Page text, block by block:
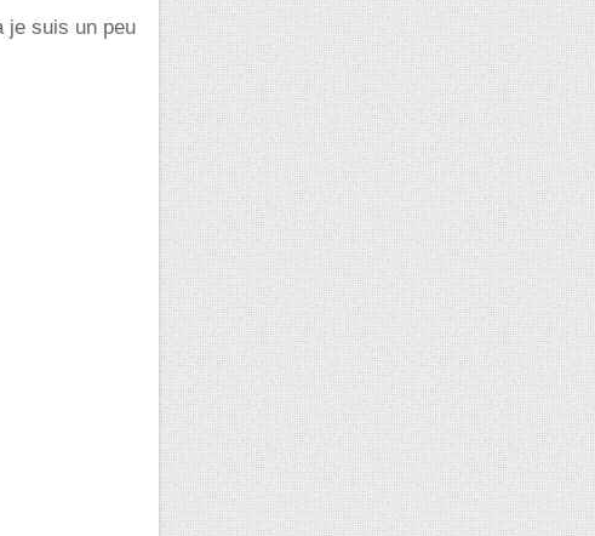
je suis un peu